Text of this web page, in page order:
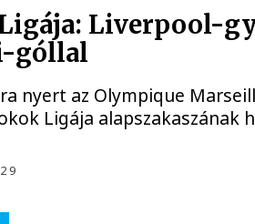
Liverpool-
góllal
nyert az Olympique
Ligája alapszakaszának